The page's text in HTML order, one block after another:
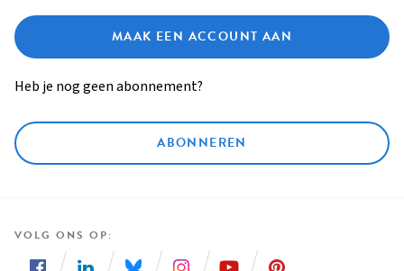
MAAK EEN ACCOUNT AAN
Heb je nog geen abonnement?
ABONNEREN
VOLG ONS OP